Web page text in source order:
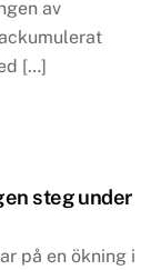
av
[…]
steg under
på en ökning i